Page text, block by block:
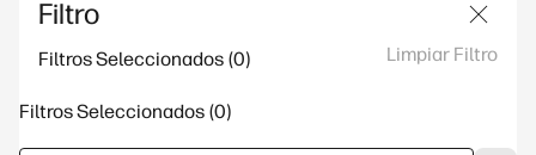
Filtro
Filtros Seleccionados Limpiar Filtro
Filtros Seleccionados